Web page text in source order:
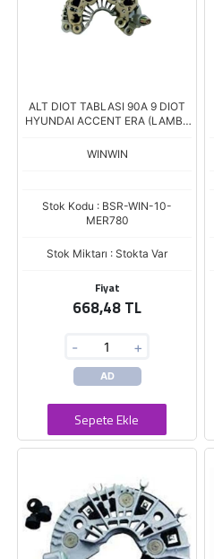
ALT DIOT TABLASI 90A 9 DIOT
HYUNDAI ACCENT ERA (LAMBA
WINWIN
Stok Kodu : BSR-WIN-10-
MER780
Stok Miktarı : Stokta Var
Fiyat
668,48 TL
- +
AD
Sepete Ekle